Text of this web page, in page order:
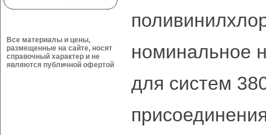
Все материалы и цены,
размещенные на сайте, носят
справочный характер и не
являются публичной офертой
номинальное
для систем